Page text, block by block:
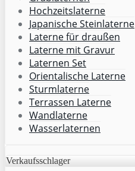
Hochzeitslaterne
Japanische Steinlaterne
Laterne für draußen
Laterne mit Gravur
Laternen Set
Orientalische Laterne
Sturmlaterne
Terrassen Laterne
Wandlaterne
Wasserlaternen
Verkaufsschlager